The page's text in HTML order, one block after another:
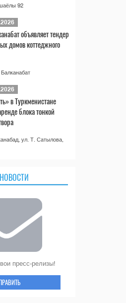
92
объявляет тендер
домов коттеджного
в Туркменистане
блока тонкой
ул. Т. Сатылова,
пресс-релизы!